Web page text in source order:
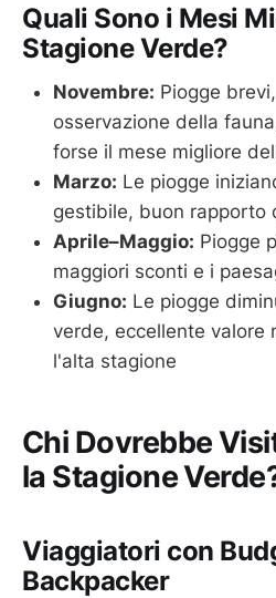
Quali Sono i Mesi
Stagione Verde?
Novembre: Piogge
osservazione della
forse il mese migliore
Marzo: Le piogge
gestibile, buon rapporto
Aprile–Maggio: Piogge
maggiori sconti e i
Giugno: Le piogge
verde, eccellente valore
l'alta stagione
Chi Dovrebbe
la Stagione
Viaggiatori con
Backpacker